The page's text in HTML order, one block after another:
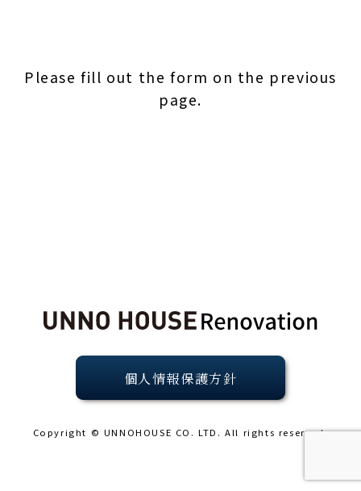
Please fill out the form on the previous
page.
個人情報保護方針
Copyright © UNNOHOUSE CO. LTD. All rights reserved.